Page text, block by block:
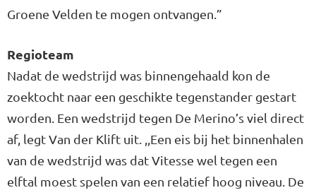
Groene Velden te mogen ontvangen.”
Regioteam
Nadat de wedstrijd was binnengehaald kon de
zoektocht naar een geschikte tegenstander gestart
worden. Een wedstrijd tegen De Merino’s viel direct
af, legt Van der Klift uit. ,,Een eis bij het binnenhalen
van de wedstrijd was dat Vitesse wel tegen een
elftal moest spelen van een relatief hoog niveau. De